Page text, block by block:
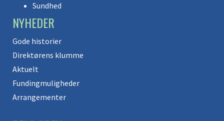
Sundhed
NYHEDER
Gode historier
Direktørens klumme
Aktuelt
Fundingmuligheder
Arrangementer